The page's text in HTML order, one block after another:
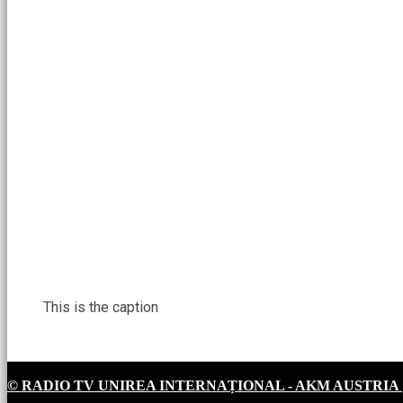
This is the caption
© RADIO TV UNIREA INTERNAȚIONAL - AKM AUSTRIA